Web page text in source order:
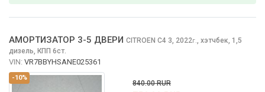
-10%
АМОРТИЗАТОР 3-5 ДВЕРИ CITROEN C4 3, 2022г., хэтчбек, 1,5
дизель, КПП 6ст.
VIN: VR7BBYHSANE025361
840.00 RUR